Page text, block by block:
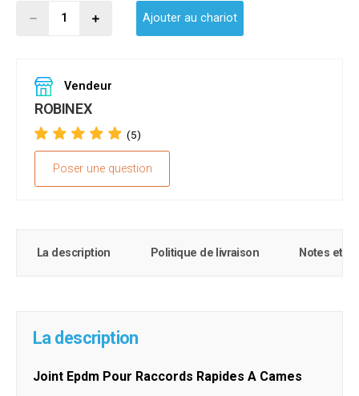
Ajouter au chariot
Vendeur
ROBINEX
(5)
Poser une question
La description Politique de livraison Notes et
La description
Joint Epdm Pour Raccords Rapides A Cames